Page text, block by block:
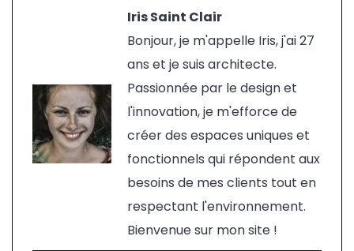
Iris Saint Clair
Bonjour, je m'appelle Iris, j'ai 27
ans et je suis architecte.
Passionnée par le design et
l'innovation, je m'efforce de
créer des espaces uniques et
fonctionnels qui répondent aux
besoins de mes clients tout en
respectant l'environnement.
Bienvenue sur mon site !